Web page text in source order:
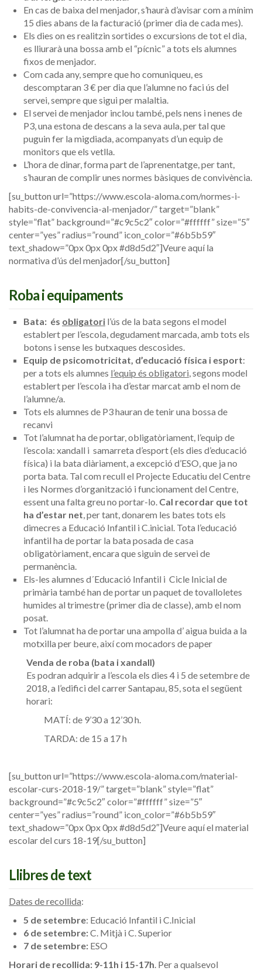
En cas de baixa del menjador, s’haurà d’avisar com a mínim
15 dies abans de la facturació (primer dia de cada mes).
Els dies on es realitzin sortides o excursions de tot el dia,
es lliurarà una bossa amb el “pícnic” a tots els alumnes
fixos de menjador.
Com cada any, sempre que ho comuniqueu, es
descomptaran 3 € per dia que l’alumne no faci ús del
servei, sempre que sigui per malaltia.
El servei de menjador inclou també, pels nens i nenes de
P3, una estona de descans a la seva aula, per tal que
puguin fer la migdiada, acompanyats d’un equip de
monitors que els vetlla.
L’hora de dinar, forma part de l’aprenentatge, per tant,
s’hauran de complir unes normes bàsiques de convivència.
[su_button url=”https://www.escola-aloma.com/normes-i-
habits-de-convivencia-al-menjador/” target=”blank”
style=”flat” background=”#c9c5c2″ color=”#ffffff” size=”5″
center=”yes” radius=”round” icon_color=”#6b5b59″
text_shadow=”0px 0px 0px #d8d5d2″]Veure aquí la
normativa d’ús del menjador[/su_button]
Roba i equipaments
Bata: és obligatori l’ús de la bata segons el model
establert per l’escola, degudament marcada, amb tots els
botons i sense les butxaques descosides.
Equip de psicomotricitat, d’educació física i esport:
per a tots els alumnes l’equip és obligatori, segons model
establert per l’escola i ha d’estar marcat amb el nom de
l’alumne/a.
Tots els alumnes de P3 hauran de tenir una bossa de
recanvi
Tot l’alumnat ha de portar, obligatòriament, l’equip de
l’escola: xandall i samarreta d’esport (els dies d’educació
física) i la bata diàriament, a excepció d’ESO, que ja no
porta bata. Tal com recull el Projecte Educatiu del Centre
i les Normes d’organització i funcionament del Centre,
essent una falta greu no portar-lo. Cal recordar que tot
ha d’estar net, per tant, donarem les bates tots els
dimecres a Educació Infantil i C.inicial. Tota l’educació
infantil ha de portar la bata posada de casa
obligatòriament, encara que siguin de servei de
permanència.
Els-les alumnes d´Educació Infantil i Cicle Inicial de
primària també han de portar un paquet de tovalloletes
humides al trimestre (primer dia de classe), amb el nom
posat.
Tot l’alumnat ha de portar una ampolla d’ aigua buida a la
motxilla per beure, així com mocadors de paper
Venda de roba (bata i xandall)
Es podran adquirir a l’escola els dies 4 i 5 de setembre de
2018, a l’edifici del carrer Santapau, 85, sota el següent
horari:
MATÍ: de 9’30 a 12’30 h.
TARDA: de 15 a 17 h
[su_button url=”https://www.escola-aloma.com/material-
escolar-curs-2018-19/” target=”blank” style=”flat”
background=”#c9c5c2″ color=”#ffffff” size=”5″
center=”yes” radius=”round” icon_color=”#6b5b59″
text_shadow=”0px 0px 0px #d8d5d2″]Veure aquí el material
escolar del curs 18-19[/su_button]
Llibres de text
Dates de recollida:
5 de setembre: Educació Infantil i C.Inicial
6 de setembre:C. Mitjà i C. Superior
7 de setembre: ESO
Horari de recollida: 9-11h i 15-17h. Per a qualsevol